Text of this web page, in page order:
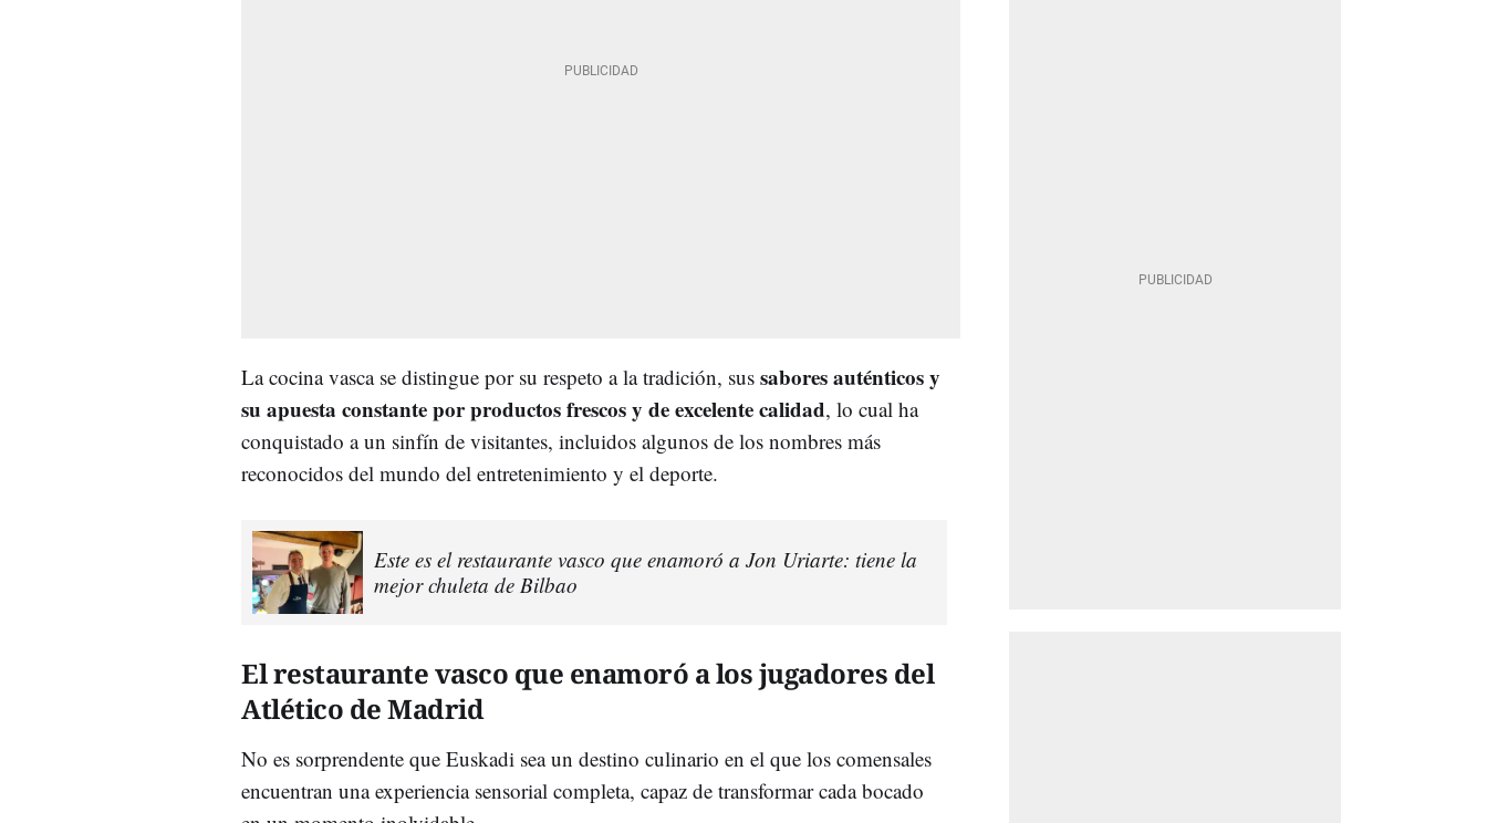
La cocina vasca se distingue por su respeto a la tradición, sus sabores auténticos y
su apuesta constante por productos frescos y de excelente calidad, lo cual ha
conquistado a un sinfín de visitantes, incluidos algunos de los nombres más
reconocidos del mundo del entretenimiento y el deporte.
Este es el restaurante vasco que enamoró a Jon Uriarte: tiene la
mejor chuleta de Bilbao
El restaurante vasco que enamoró a los jugadores del
Atlético de Madrid
No es sorprendente que Euskadi sea un destino culinario en el que los comensales
encuentran una experiencia sensorial completa, capaz de transformar cada bocado